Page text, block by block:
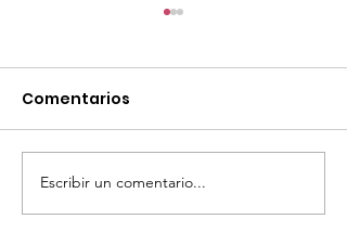
¡Acapulco y Guerrero
se Visten de Fiesta!
Comentarios
Escribir un comentario...